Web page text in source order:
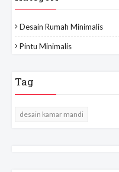
Desain Rumah Minimalis
Pintu Minimalis
Tag
desain kamar mandi